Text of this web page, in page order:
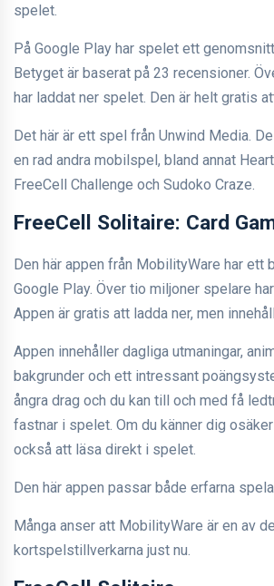
spelet.
På Google Play har spelet ett
Betyget är baserat på 23 recensioner.
har laddat ner spelet. Den är helt gratis
Det här är ett spel från Unwind Media.
en rad andra mobilspel, bland annat
FreeCell Challenge och Sudoko Craze.
FreeCell Solitaire: Card
Den här appen från MobilityWare har ett
Google Play. Över tio miljoner spelare
Appen är gratis att ladda ner, men
Appen innehåller dagliga utmaningar,
bakgrunder och ett intressant
ångra drag och du kan till och med få
fastnar i spelet. Om du känner dig
också att läsa direkt i spelet.
Den här appen passar både erfarna
Många anser att MobilityWare är en av
kortspelstillverkarna just nu.